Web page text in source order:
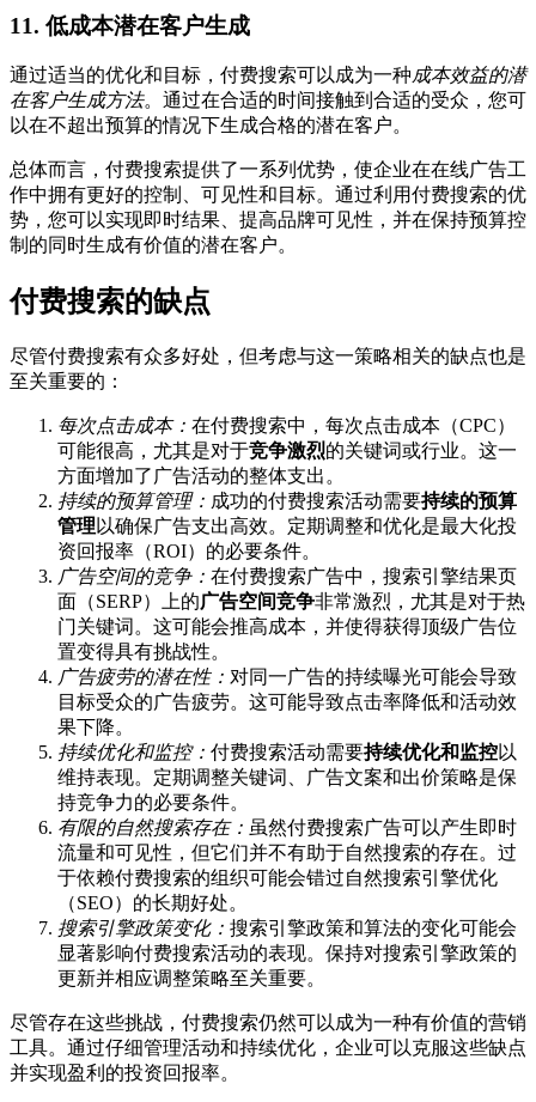
11. 低成本潜在客户生成
通过适当的优化和目标，付费搜索可以成为一种成本效益的潜
在客户生成方法。通过在合适的时间接触到合适的受众，您可
以在不超出预算的情况下生成合格的潜在客户。
总体而言，付费搜索提供了一系列优势，使企业在在线广告工
作中拥有更好的控制、可见性和目标。通过利用付费搜索的优
势，您可以实现即时结果、提高品牌可见性，并在保持预算控
制的同时生成有价值的潜在客户。
付费搜索的缺点
尽管付费搜索有众多好处，但考虑与这一策略相关的缺点也是
至关重要的：
每次点击成本： 在付费搜索中，每次点击成本（CPC）
可能很高，尤其是对于竞争激烈的关键词或行业。这一
方面增加了广告活动的整体支出。
持续的预算管理： 成功的付费搜索活动需要持续的预算
管理 以确保广告支出高效。定期调整和优化是最大化投
资回报率（ROI）的必要条件。
广告空间的竞争： 在付费搜索广告中，搜索引擎结果页
面（SERP）上的广告空间竞争非常激烈，尤其是对于热
门关键词。这可能会推高成本，并使得获得顶级广告位
置变得具有挑战性。
广告疲劳的潜在性： 对同一广告的持续曝光可能会导致
目标受众的广告疲劳。这可能导致点击率降低和活动效
果下降。
持续优化和监控： 付费搜索活动需要持续优化和监控以
维持表现。定期调整关键词、广告文案和出价策略是保
持竞争力的必要条件。
有限的自然搜索存在： 虽然付费搜索广告可以产生即时
流量和可见性，但它们并不有助于自然搜索的存在。过
于依赖付费搜索的组织可能会错过自然搜索引擎优化
（SEO）的长期好处。
搜索引擎政策变化： 搜索引擎政策和算法的变化可能会
显著影响付费搜索活动的表现。保持对搜索引擎政策的
更新并相应调整策略至关重要。
尽管存在这些挑战，付费搜索仍然可以成为一种有价值的营销
工具。通过仔细管理活动和持续优化，企业可以克服这些缺点
并实现盈利的投资回报率。